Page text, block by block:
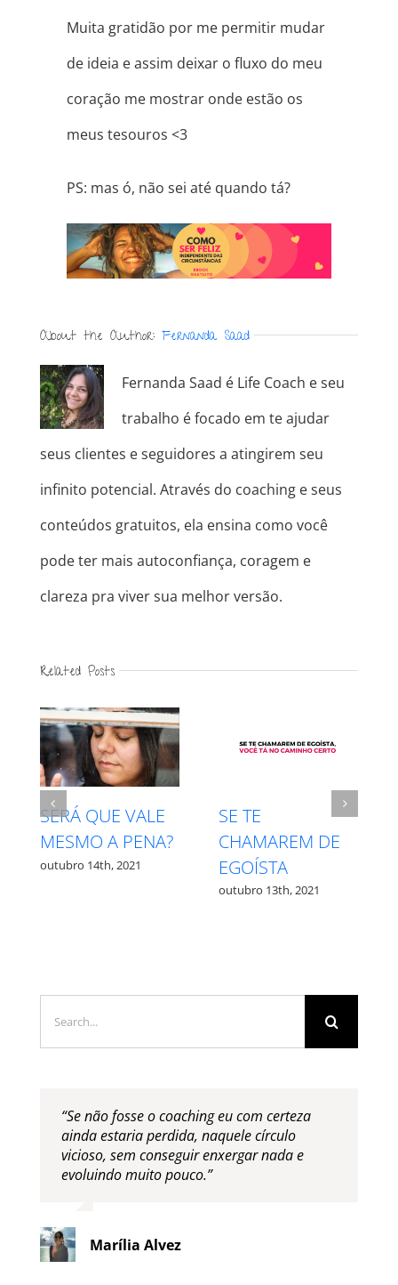
Muita gratidão por me permitir mudar
de ideia e assim deixar o fluxo do meu
coração me mostrar onde estão os
meus tesouros <3
PS: mas ó, não sei até quando tá?
About the Author: Fernanda Saad
Fernanda Saad é Life Coach e seu
trabalho é focado em te ajudar
seus clientes e seguidores a atingirem seu
infinito potencial. Através do coaching e seus
conteúdos gratuitos, ela ensina como você
pode ter mais autoconfiança, coragem e
clareza pra viver sua melhor versão.
Related Posts
INTUIÇÃO X
MEDO – QUAL É
QUAL?
RESPEITE SEU
PROCESSO
outubro 27th, 2021
for:
“Se não fosse o coaching eu com certeza
ainda estaria perdida, naquele círculo
vicioso, sem conseguir enxergar nada e
evoluindo muito pouco.”
Marília Alvez